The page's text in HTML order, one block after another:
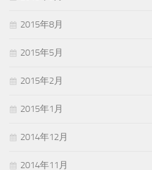
2015年8月
2015年5月
2015年2月
2015年1月
2014年12月
2014年11月